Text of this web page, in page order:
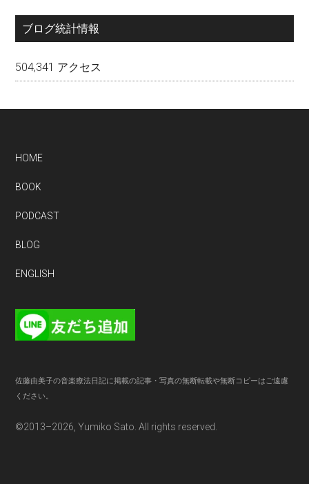
ブログ統計情報
504,341 アクセス
Footer
HOME
BOOK
PODCAST
BLOG
ENGLISH
佐藤由美子の音楽療法日記に掲載の記事・写真の無断転載や無断コピーはご遠慮
ください。
©2013–2026, Yumiko Sato. All rights reserved.